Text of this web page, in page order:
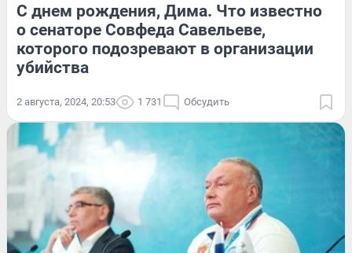
С днем рождения, Дима. Что известно
о сенаторе Совфеда Савельеве,
которого подозревают в организации
убийства
2 августа, 2024, 20:53 1 731 Обсудить